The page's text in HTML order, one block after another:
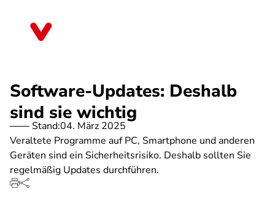
Software-Updates: Deshalb
sind sie wichtig
Stand:04. März 2025
Veraltete Programme auf PC, Smartphone und anderen
Geräten sind ein Sicherheitsrisiko. Deshalb sollten Sie
regelmäßig Updates durchführen.